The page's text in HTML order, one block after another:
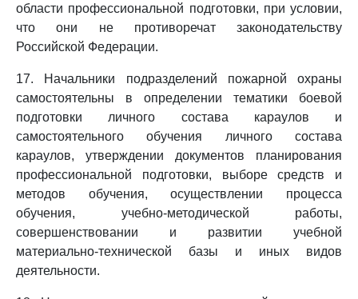
области профессиональной подготовки, при условии,
что они не противоречат законодательству
Российской Федерации.
17. Начальники подразделений пожарной охраны
самостоятельны в определении тематики боевой
подготовки личного состава караулов и
самостоятельного обучения личного состава
караулов, утверждении документов планирования
профессиональной подготовки, выборе средств и
методов обучения, осуществлении процесса
обучения, учебно-методической работы,
совершенствовании и развитии учебной
материально-технической базы и иных видов
деятельности.